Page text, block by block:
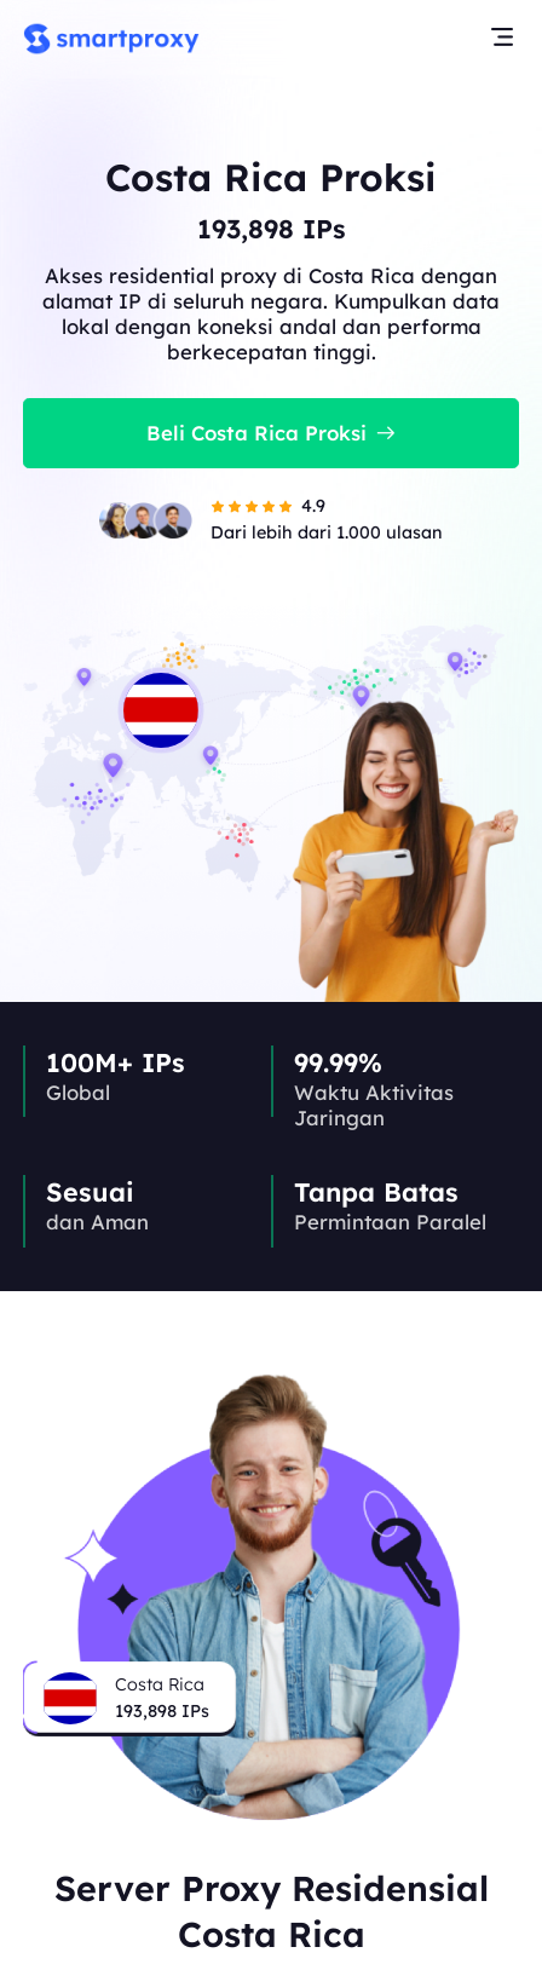
Costa Rica Proksi
193,898 IPs
Akses residential proxy di Costa Rica dengan
alamat IP di seluruh negara. Kumpulkan data
lokal dengan koneksi andal dan performa
berkecepatan tinggi.
Beli Costa Rica Proksi
4.9
Dari lebih dari 1.000 ulasan
100M+ IPs
Global
99.99%
Waktu Aktivitas
Jaringan
Sesuai
dan Aman
Tanpa Batas
Permintaan Paralel
Costa Rica
193,898 IPs
Server Proxy Residensial
Costa Rica